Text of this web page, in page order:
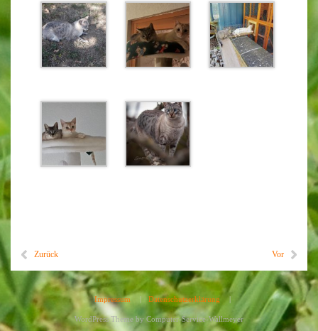
Zurück Vor
Impressum | Datenschutzerklärung |
WordPress Theme by Computer-Service-Wallmeyer